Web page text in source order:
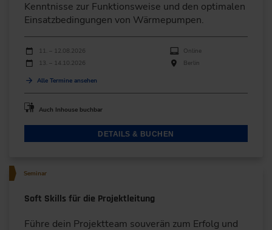
Kenntnisse zur Funktionsweise und den optimalen
Einsatzbedingungen von Wärmepumpen.
Durchführungen
Veranstaltungsdatum
11. – 12.08.2026
Online
13. – 14.10.2026
Berlin
Alle Termine ansehen
Auch Inhouse buchbar
DETAILS & BUCHEN
Seminar
Soft Skills für die Projektleitung
Führe dein Projektteam souverän zum Erfolg und